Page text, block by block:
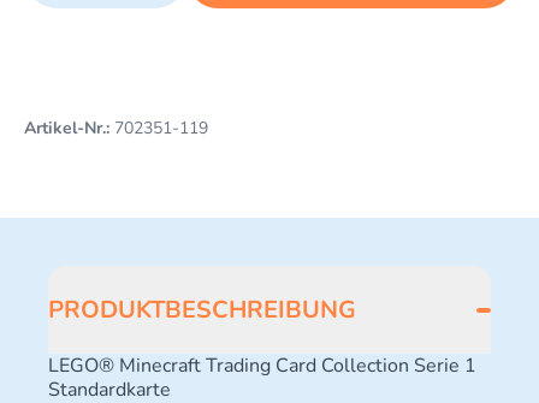
Artikel-Nr.: 702351-119
PRODUKTBESCHREIBUNG
LEGO® Minecraft Trading Card Collection Serie 1
Standardkarte